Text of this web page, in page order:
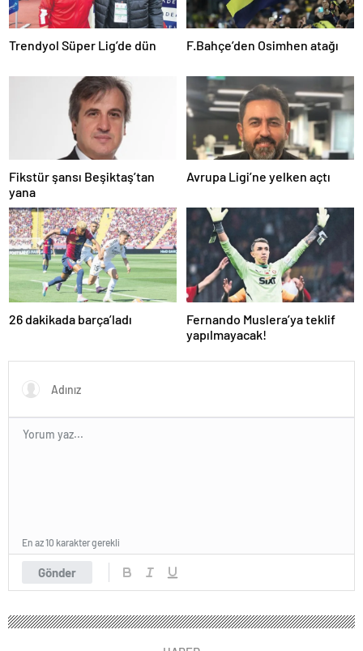
Trendyol Süper Lig’de dün F.Bahçe’den Osimhen atağı
Fikstür şansı Beşiktaş’tan
yana
Avrupa Ligi’ne yelken açtı
26 dakikada barça’ladı
Fernando Muslera’ya teklif
yapılmayacak!
Gönder
En az 10 karakter gerekli